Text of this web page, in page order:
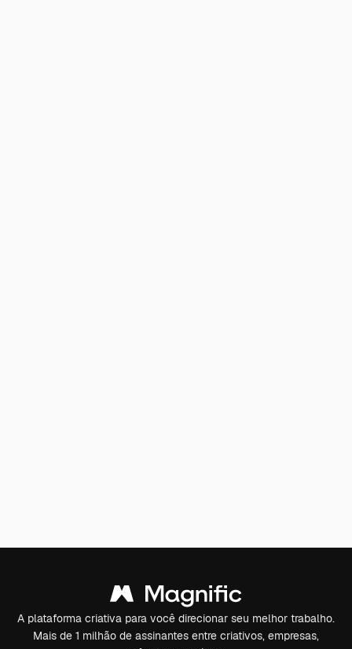
A plataforma criativa para você direcionar seu melhor trabalho.
Mais de 1 milhão de assinantes entre criativos, empresas,